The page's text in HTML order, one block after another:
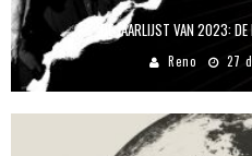
DE JAARLIJST VAN 2023:
Reno 27